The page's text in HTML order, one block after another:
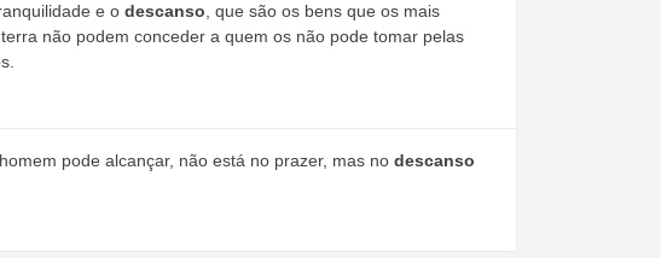
e o descanso, que são os bens que os mais
não podem conceder a quem os não pode tomar pelas
pode alcançar, não está no prazer, mas no descanso